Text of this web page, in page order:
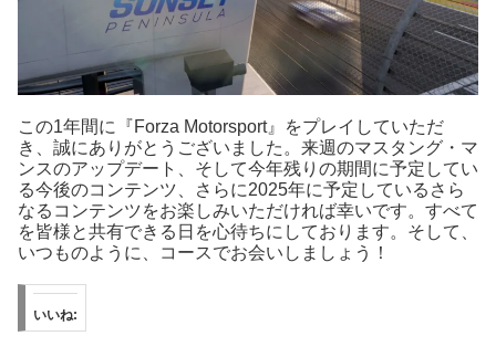
この1年間に『Forza Motorsport』をプレイしていただ
き、誠にありがとうございました。来週のマスタング・マ
ンスのアップデート、そして今年残りの期間に予定してい
る今後のコンテンツ、さらに2025年に予定しているさら
なるコンテンツをお楽しみいただければ幸いです。すべて
を皆様と共有できる日を心待ちにしております。そして、
いつものように、コースでお会いしましょう！
いいね: